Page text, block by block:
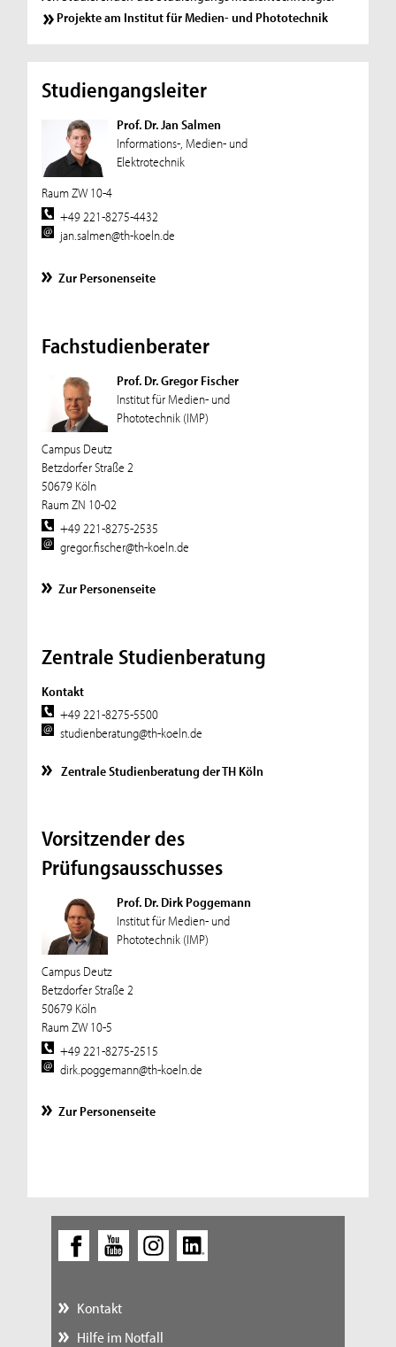
Projekte am Institut für Medien- und Phototechnik
Studiengangsleiter
Prof. Dr. Jan Salmen
Informations-, Medien- und
Elektrotechnik
Raum ZW 10-4
+49 221-8275-4432
jan.salmen@th-koeln.de
Zur Personenseite
Fachstudienberater
Prof. Dr. Gregor Fischer
Institut für Medien- und
Phototechnik (IMP)
Campus Deutz
Betzdorfer Straße 2
50679 Köln
Raum ZN 10-02
+49 221-8275-2535
gregor.fischer@th-koeln.de
Zur Personenseite
Zentrale Studienberatung
Kontakt
+49 221-8275-5500
studienberatung@th-koeln.de
Zentrale Studienberatung der TH Köln
Vorsitzender des
Prüfungsausschusses
Prof. Dr. Dirk Poggemann
Institut für Medien- und
Phototechnik (IMP)
Campus Deutz
Betzdorfer Straße 2
50679 Köln
Raum ZW 10-5
+49 221-8275-2515
dirk.poggemann@th-koeln.de
Zur Personenseite
Kontakt
Hilfe im Notfall